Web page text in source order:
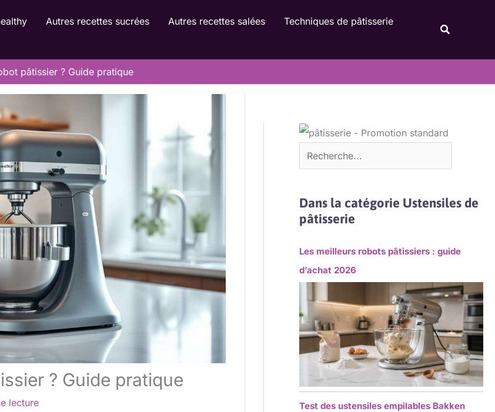
Autres recettes sucrées Autres recettes salées
Techniques de pâtisserie
pâtissier ? Guide pratique
? Guide pratique
lecture
Dans la catégorie Ustensiles de
pâtisserie
Les meilleurs robots pâtissiers : guide
d’achat 2026
Test des ustensiles empilables Bakken